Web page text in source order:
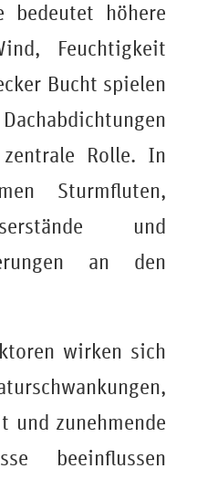
bedeutet höhere
Feuchtigkeit
Bucht spielen
Rolle. In
Sturmfluten,
und
an den
wirken sich
und zunehmende
beeinflussen